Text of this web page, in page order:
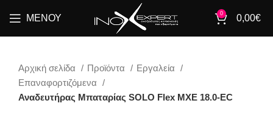
ΜΕΝΟΎ 0 0,00€
Αρχική σελίδα Προϊόντα
Εργαλεία
Επαναφορτιζόμενα
Αναδευτήρας Μπαταρίας SOLO Flex MXE 18.0-EC